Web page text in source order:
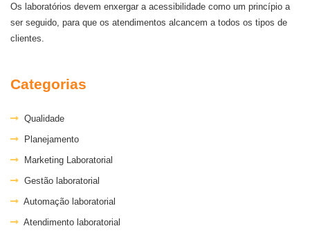
Os laboratórios devem enxergar a acessibilidade como um princípio a
ser seguido, para que os atendimentos alcancem a todos os tipos de
clientes.
Categorias
Qualidade
Planejamento
Marketing Laboratorial
Gestão laboratorial
Automação laboratorial
Atendimento laboratorial